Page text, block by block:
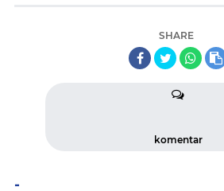
SHARE
komentar
-